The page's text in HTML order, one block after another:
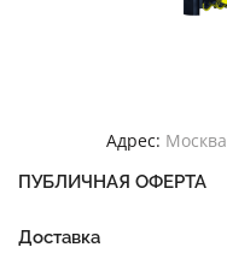
Адрес:
ПУБЛИЧНАЯ ОФЕРТА
Доставка